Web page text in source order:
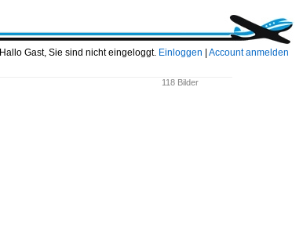
Hallo Gast, Sie sind nicht eingeloggt. Einloggen Account anmelden
118 Bilder